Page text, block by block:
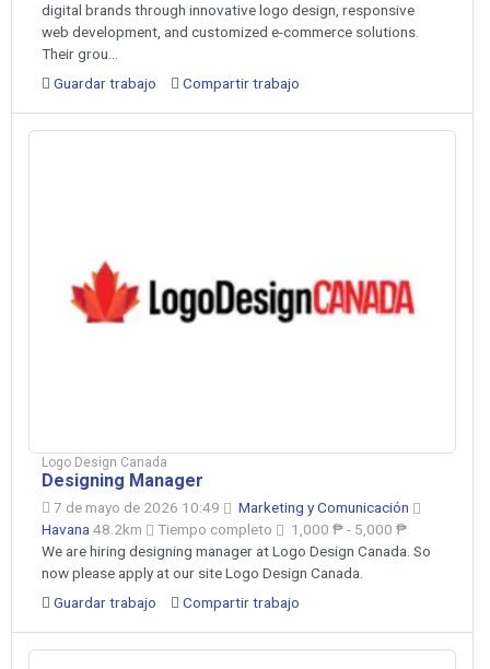
digital brands through innovative logo design, responsive
web development, and customized e-commerce solutions.
Their grou...
Guardar trabajo
Compartir trabajo
Logo Design Canada
Designing Manager
7 de mayo de 2026 10:49
Marketing y Comunicación
Havana 48.2km Tiempo completo
1,000 ₱ - 5,000 ₱
We are hiring designing manager at Logo Design Canada. So
now please apply at our site Logo Design Canada.
Guardar trabajo
Compartir trabajo